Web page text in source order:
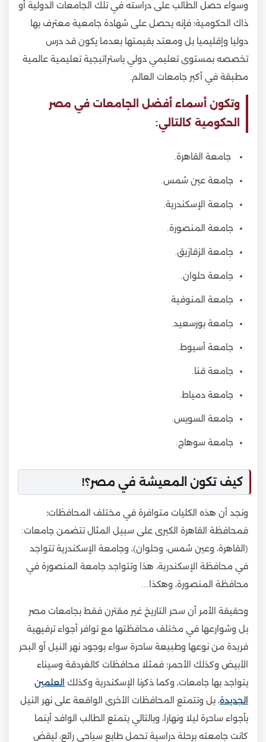
وسواء حصل الطالب على دراسته في تلك الجامعات الدولية أو
ذاك الحكومية؛ فإنه يحصل على شهادة جامعية معترف بها
دوليا وإقليميا بل ومعتد بقيمتها بعدما يكون قد درس
تخصصه بمستوى تعليمي دولي باستراتيجية تعليمية عالمية
مطبقة في أكبر جامعات العالم.
وتكون أسماء أفضل الجامعات في مصر
الحكومية كالتالي:
جامعة القاهرة.
جامعة عين شمس.
جامعة الإسكندرية.
جامعة المنصورة.
جامعة الزقازيق.
جامعة حلوان.
جامعة المنوفية.
جامعة بورسعيد.
جامعة أسيوط.
جامعة قنا.
جامعة دمياط.
جامعة السويس.
جامعة سوهاج.
كيف تكون المعيشة في مصر؟!
ونجد أن هذه الكليات متوافرة في مختلف المحافظات؛
فمحافظة القاهرة الكبرى على سبيل المثال تتضمن جامعات:
(القاهرة، وعين شمس، وحلوان)، وجامعة الإسكندرية تتواجد
في محافظة الإسكندرية، هذا وتتواجد جامعة المنصورة في
محافظة المنصورة، وهكذا…
وحقيقة الأمر أن سحر التاريخ غير مقترن فقط بجامعات مصر
بل وشوارعها في مختلف محافظتها مع توافر أجواء ترفيهية
فريدة من نوعها وطبيعة ساحرة سواء بوجود نهر النيل أو البحر
الأبيض وكذلك الأحمر؛ فمثلا محافظات كالغردقة وسيناء
يتواجد بها جامعات، وكما ذكرنا الإسكندرية وكذلك
العلمين
الجديدة، بل وتتمتع المحافظات الأخرى الواقعة على نهر النيل
بأجواء ساحرة ليلا ونهارا، وبالتالي يتمتع الطالب الوافد أينما
كانت جامعته برحلة دراسية تحمل طابع سياحي رائع، ليقض